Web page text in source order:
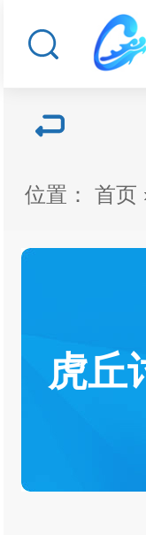
位置： 首页
虎丘